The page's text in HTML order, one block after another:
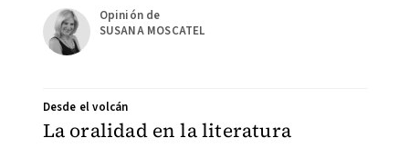
SUSANA MOSCATEL
La oralidad en la literatura
Desde el volcán